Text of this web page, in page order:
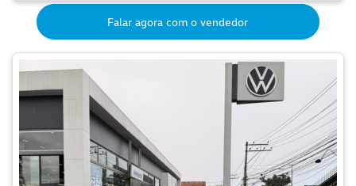
Falar agora com o vendedor